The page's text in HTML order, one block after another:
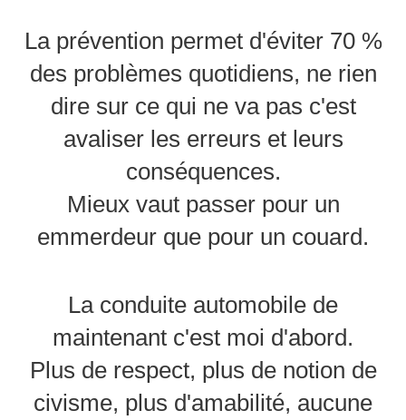
La prévention permet d'éviter 70 %
des problèmes quotidiens, ne rien
dire sur ce qui ne va pas c'est
avaliser les erreurs et leurs
conséquences.
Mieux vaut passer pour un
emmerdeur que pour un couard.
La conduite automobile de
maintenant c'est moi d'abord.
Plus de respect, plus de notion de
civisme, plus d'amabilité, aucune